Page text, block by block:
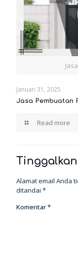
Januari 31, 2025
Jasa Pembuatan
Read more
Alamat email Anda
ditandai *
Komentar*